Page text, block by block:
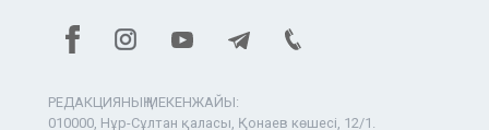
РЕДАКЦИЯНЫҢ МЕКЕНЖАЙЫ:
010000, Нұр-Сұлтан қаласы, Қонаев көшесі, 12/1.